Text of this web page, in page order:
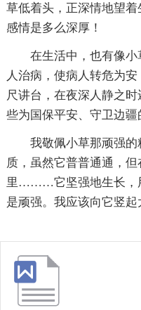
草低着头，正深情地望
感情是多么深厚！
在生活中，也有像
人治病，使病人转危为
尺讲台，在夜深人静之
些为国保平安、守卫边
我敬佩小草那顽强
质，虽然它普普通通，
里………它坚强地生长，
是顽强。我应该向它竖起